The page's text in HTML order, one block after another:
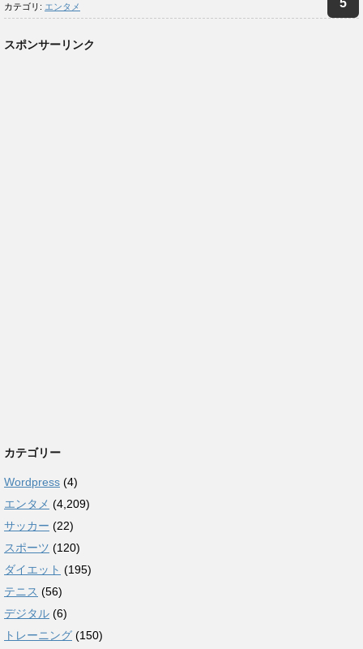
カテゴリ: エンタメ
スポンサーリンク
カテゴリー
Wordpress (4)
エンタメ (4,209)
サッカー (22)
スポーツ (120)
ダイエット (195)
テニス (56)
デジタル (6)
トレーニング (150)